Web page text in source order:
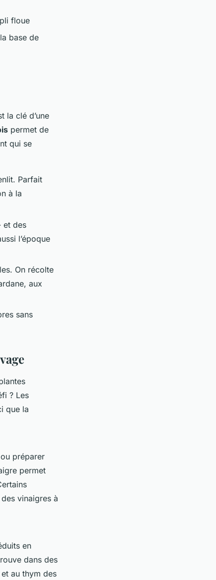
floue
base de
la clé d’une
permet de
qui se
Parfait
à la
et des
l’époque
On récolte
aux
sans
? Les
que la
préparer
permet
vinaigres à
en
dans des
au thym des